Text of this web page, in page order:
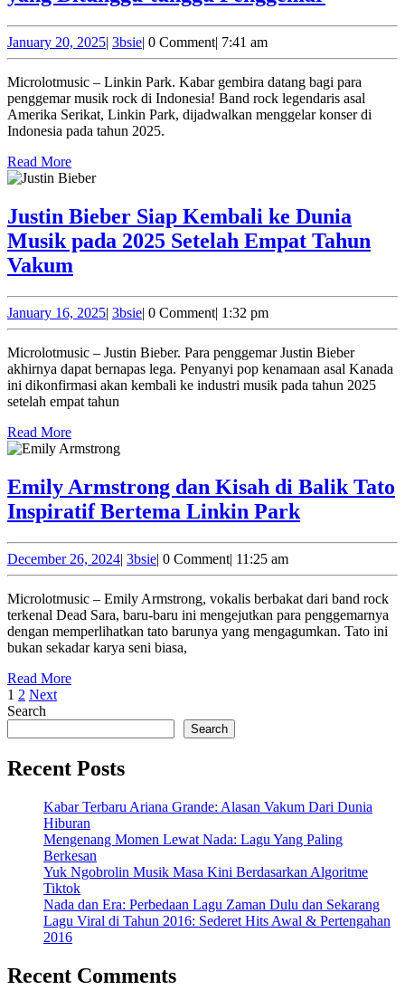
di
Kabar
yang
January 20, 2025January
20,
2025
| 3bsie3bsie
| 0 Comment| 7:41 am
Microlotmusic – Linkin Park. Kabar gembira datang bagi para
penggemar musik rock di Indonesia! Band rock legendaris asal
Amerika Serikat, Linkin Park, dijadwalkan menggelar konser di
Indonesia pada tahun 2025.
Read MoreRead
More
Justin Bieber Siap Kembali ke Dunia
Musik pada 2025 Setelah Empat Tahun
Vakum
Siap
ke
Dunia
Musik
2025
Setelah
Empat
Vakum
January 16, 2025January
16,
2025
| 3bsie3bsie
| 0 Comment| 1:32 pm
Microlotmusic – Justin Bieber. Para penggemar Justin Bieber
akhirnya dapat bernapas lega. Penyanyi pop kenamaan asal Kanada
ini dikonfirmasi akan kembali ke industri musik pada tahun 2025
setelah empat tahun
Read MoreRead
More
Emily Armstrong dan Kisah di Balik Tato
Inspiratif Bertema Linkin ParkEmily
Kisah
di
Balik
December 26, 2024December
26,
2024
| 3bsie3bsie
| 0 Comment| 11:25 am
Microlotmusic – Emily Armstrong, vokalis berbakat dari band rock
terkenal Dead Sara, baru-baru ini mengejutkan para penggemarnya
dengan memperlihatkan tato barunya yang mengagumkan. Tato ini
bukan sekadar karya seni biasa,
Read MoreRead
Posts
pagination
1 2 Next
Search
Search
Recent Posts
Kabar Terbaru Ariana Grande: Alasan Vakum Dari Dunia
Hiburan
Mengenang Momen Lewat Nada: Lagu Yang Paling
Berkesan
Yuk Ngobrolin Musik Masa Kini Berdasarkan Algoritme
Tiktok
Nada dan Era: Perbedaan Lagu Zaman Dulu dan Sekarang
Lagu Viral di Tahun 2016: Sederet Hits Awal & Pertengahan
2016
Recent Comments